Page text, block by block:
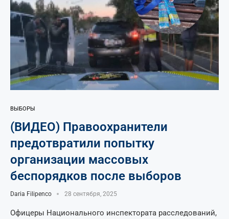
ВЫБОРЫ
(ВИДЕО) Правоохранители
предотвратили попытку
организации массовых
беспорядков после выборов
Daria Filipenco 28 сентября, 2025
Офицеры Национального инспектората расследований,